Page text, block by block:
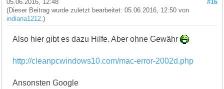
#16
05.06.2016, 12:48
(Dieser Beitrag wurde zuletzt bearbeitet: 05.06.2016, 12:50 von
indiana1212 .)
Also hier gibt es dazu Hilfe. Aber ohne Gewähr
http://cleanpcwindows10.com/mac-error-2002d.php
Ansonsten Google